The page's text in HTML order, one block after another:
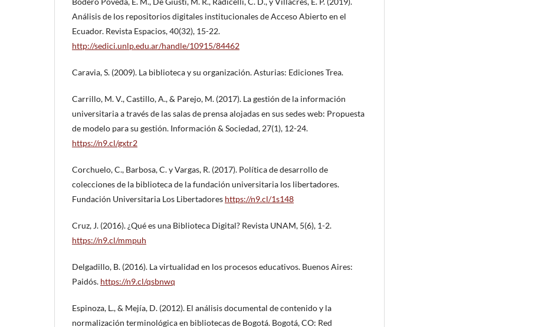
Análisis de los repositorios digitales institucionales de Acceso Abierto en el
Ecuador. Revista Espacios, 40(32), 15-22.
http://sedici.unlp.edu.ar/handle/10915/84462
Caravia, S. (2009). La biblioteca y su organización. Asturias: Ediciones Trea.
Carrillo, M. V., Castillo, A., & Parejo, M. (2017). La gestión de la información
universitaria a través de las salas de prensa alojadas en sus sedes web: Propuesta
de modelo para su gestión. Información & Sociedad, 27(1), 12-24.
https://n9.cl/gxtr2
Corchuelo, C., Barbosa, C. y Vargas, R. (2017). Política de desarrollo de
colecciones de la biblioteca de la fundación universitaria los libertadores.
Fundación Universitaria Los Libertadores https://n9.cl/1s148
Cruz, J. (2016). ¿Qué es una Biblioteca Digital? Revista UNAM, 5(6), 1-2.
https://n9.cl/mmpuh
Delgadillo, B. (2016). La virtualidad en los procesos educativos. Buenos Aires:
Paidós. https://n9.cl/qsbnwq
Espinoza, L., & Mejía, D. (2012). El análisis documental de contenido y la
normalización terminológica en bibliotecas de Bogotá. Bogotá, CO: Red